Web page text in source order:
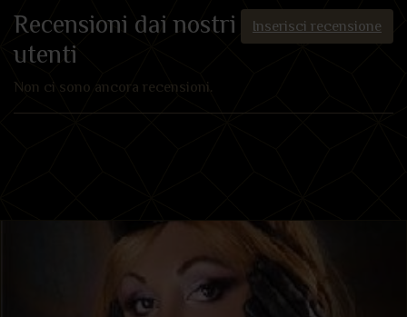
Inserisci recensione
Recensioni dai nostri
utenti
Non ci sono ancora recensioni.